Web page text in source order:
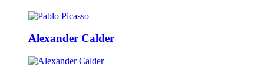
Alexander Calder